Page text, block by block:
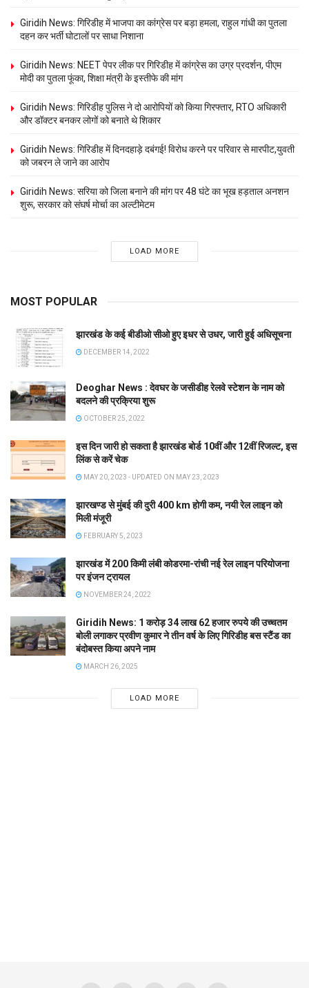
Giridih News: गिरिडीह में भाजपा का कांग्रेस पर बड़ा हमला, राहुल गांधी का पुतला
दहन कर भर्ती घोटालों पर साधा निशाना
Giridih News: NEET पेपर लीक पर गिरिडीह में कांग्रेस का उग्र प्रदर्शन, पीएम
मोदी का पुतला फूंका, शिक्षा मंत्री के इस्तीफे की मांग
Giridih News: गिरिडीह पुलिस ने दो आरोपियों को किया गिरफ्तार, RTO अधिकारी
और डॉक्टर बनकर लोगों को बनाते थे शिकार
Giridih News: गिरिडीह में दिनदहाड़े दबंगई! विरोध करने पर परिवार से मारपीट,युवती
को जबरन ले जाने का आरोप
Giridih News: सरिया को जिला बनाने की मांग पर 48 घंटे का भूख हड़ताल अनशन
शुरू, सरकार को संघर्ष मोर्चा का अल्टीमेटम
LOAD MORE
MOST POPULAR
झारखंड के कई बीडीओ सीओ हुए इधर से उधर, जारी हुई अधिसूचना
DECEMBER 14, 2022
Deoghar News : देवघर के जसीडीह रेलवे स्टेशन के नाम को
बदलने की प्रक्रिया शुरू
OCTOBER 25, 2022
इस दिन जारी हो सकता है झारखंड बोर्ड 10वीं और 12वीं रिजल्ट, इस
लिंक से करें चेक
MAY 20, 2023 - UPDATED ON MAY 23, 2023
झारखण्ड से मुंबई की दुरी 400 km होगी कम, नयी रेल लाइन को
मिली मंजूरी
FEBRUARY 5, 2023
झारखंड में 200 किमी लंबी कोडरमा-रांची नई रेल लाइन परियोजना
पर इंजन ट्रायल
NOVEMBER 24, 2022
Giridih News: 1 करोड़ 34 लाख 62 हजार रुपये की उच्चतम
बोली लगाकर प्रवीण कुमार ने तीन वर्ष के लिए गिरिडीह बस स्टैंड का
बंदोबस्त किया अपने नाम
MARCH 26, 2025
LOAD MORE